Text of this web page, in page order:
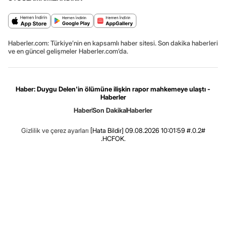
Haberler.com: Türkiye’nin en kapsamlı haber sitesi. Son dakika haberleri
ve en güncel gelişmeler Haberler.com’da.
Haber: Duygu Delen'in ölümüne ilişkin rapor mahkemeye ulaştı -
Haberler
HaberSon DakikaHaberler
Gizlilik ve çerez ayarları [Hata Bildir] 09.08.2026 10:01:59 #.0.2#
.HCFOK.